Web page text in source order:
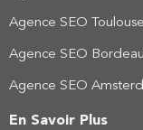
Agence SEO Toulouse
Agence SEO
Agence SEO
En Savoir Plus